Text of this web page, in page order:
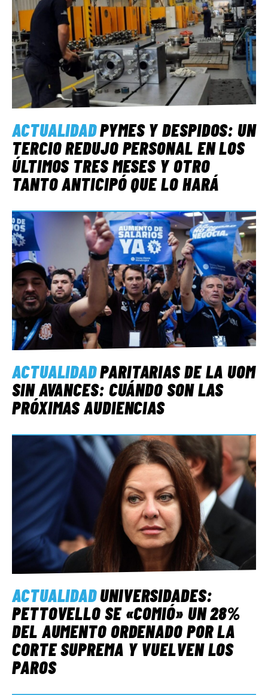
ACTUALIDADPYMES Y DESPIDOS: UN
TERCIO REDUJO PERSONAL EN LOS
ÚLTIMOS TRES MESES Y OTRO
TANTO ANTICIPÓ QUE LO HARÁ
ACTUALIDADPARITARIAS DE LA UOM
SIN AVANCES: CUÁNDO SON LAS
PRÓXIMAS AUDIENCIAS
ACTUALIDADUNIVERSIDADES:
PETTOVELLO SE «COMIÓ» UN 28%
DEL AUMENTO ORDENADO POR LA
CORTE SUPREMA Y VUELVEN LOS
PAROS